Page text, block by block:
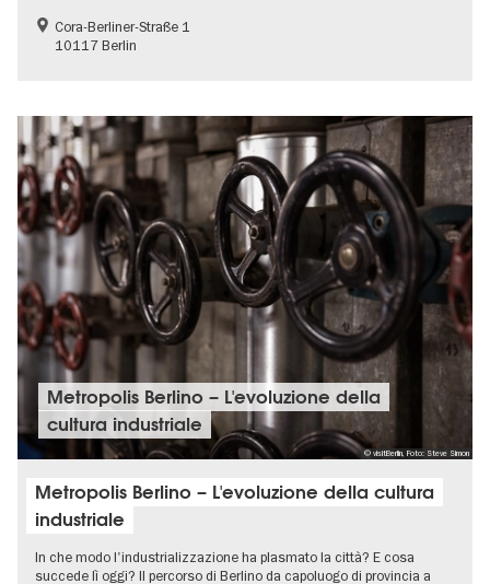
Cora-Berliner-Straße 1
10117 Berlin
© visitBerlin, Foto: Steve Simon
Metropolis Berlino – L'evoluzione della
cultura industriale
Metropolis Berlino – L'evoluzione della cultura
industriale
In che modo l'industrializzazione ha plasmato la città? E cosa
succede lì oggi? Il percorso di Berlino da capoluogo di provincia a